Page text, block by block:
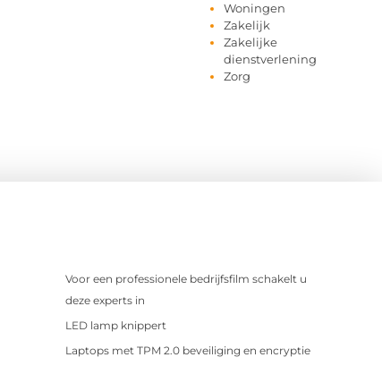
Woningen
Zakelijk
Zakelijke
dienstverlening
Zorg
Voor een professionele bedrijfsfilm schakelt u
deze experts in
LED lamp knippert
Laptops met TPM 2.0 beveiliging en encryptie